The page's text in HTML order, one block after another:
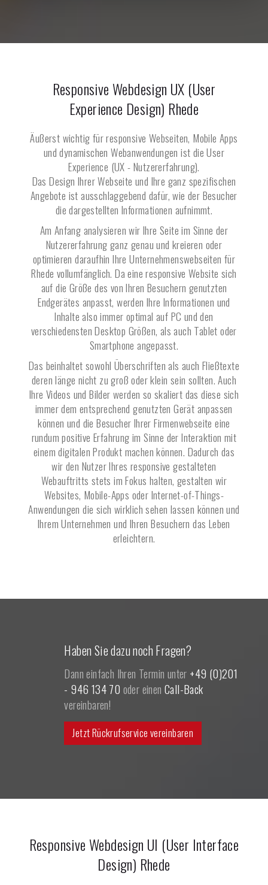
Responsive Webdesign UX (User
Experience Design) Rhede
Äußerst wichtig für responsive Webseiten, Mobile Apps
und dynamischen Webanwendungen ist die User
Experience (UX - Nutzererfahrung).
Das Design Ihrer Webseite und Ihre ganz spezifischen
Angebote ist ausschlaggebend dafür, wie der Besucher
die dargestellten Informationen aufnimmt.
Am Anfang analysieren wir Ihre Seite im Sinne der
Nutzererfahrung ganz genau und kreieren oder
optimieren daraufhin Ihre Unternehmenswebseiten für
Rhede vollumfänglich. Da eine responsive Website sich
auf die Größe des von Ihren Besuchern genutzten
Endgerätes anpasst, werden Ihre Informationen und
Inhalte also immer optimal auf PC und den
verschiedensten Desktop Größen, als auch Tablet oder
Smartphone angepasst.
Das beinhaltet sowohl Überschriften als auch Fließtexte
deren länge nicht zu groß oder klein sein sollten. Auch
Ihre Videos und Bilder werden so skaliert das diese sich
immer dem entsprechend genutzten Gerät anpassen
können und die Besucher Ihrer Firmenwebseite eine
rundum positive Erfahrung im Sinne der Interaktion mit
einem digitalen Produkt machen können. Dadurch das
wir den Nutzer Ihres responsive gestalteten
Webauftritts stets im Fokus halten, gestalten wir
Websites, Mobile-Apps oder Internet-of-Things-
Anwendungen die sich wirklich sehen lassen können und
Ihrem Unternehmen und Ihren Besuchern das Leben
erleichtern.
Haben Sie dazu noch Fragen?
Dann einfach Ihren Termin unter +49 (0)201
- 946 134 70 oder einen Call-Back
vereinbaren!
Jetzt Rückrufservice vereinbaren
Responsive Webdesign UI (User Interface
Design) Rhede